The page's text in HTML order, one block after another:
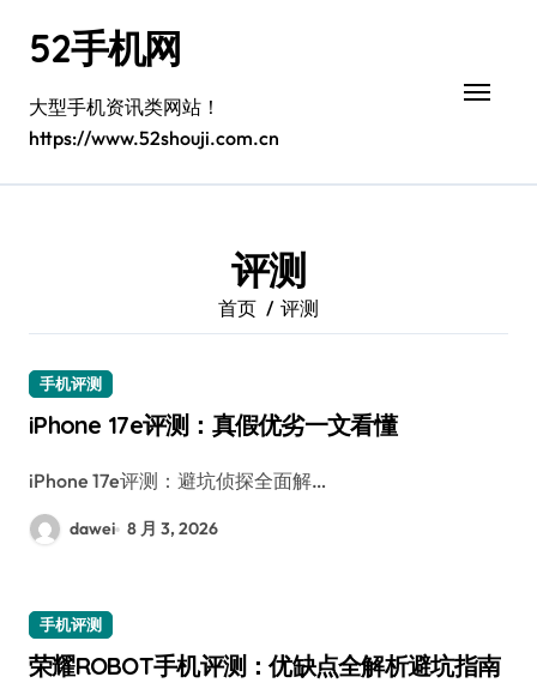
52手机网
大型手机资讯类网站！
https://www.52shouji.com.cn
评测
首页 评测
手机评测
iPhone 17e评测：真假优劣一文看懂
iPhone 17e评测：避坑侦探全面解…
dawei 8 月 3, 2026
手机评测
荣耀ROBOT手机评测：优缺点全解析避坑指南